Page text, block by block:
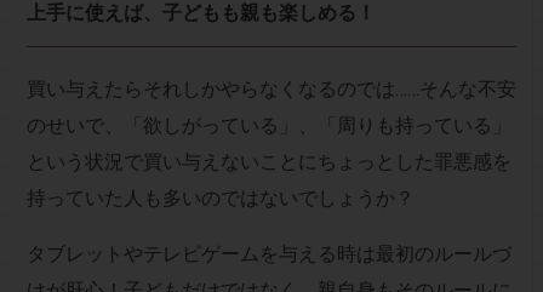
上手に使えば、子どもも親も楽しめる！
買い与えたらそれしかやらなくなるのでは……そんな不安
のせいで、「欲しがっている」、「周りも持っている」
という状況で買い与えないことにちょっとした罪悪感を
持っていた人も多いのではないでしょうか？
タブレットやテレビゲームを与える時は最初のルールづ